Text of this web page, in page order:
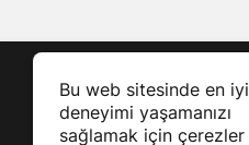
Bu web sitesinde en iyi
deneyimi yaşamanızı
sağlamak için çerezler